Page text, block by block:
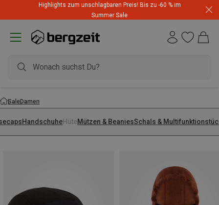
Highlights zum unschlagbaren Preis! Bis zu -60 % im
Summer Sale
SaleDamen
HandschuheHüteMützen & BeaniesSchals &